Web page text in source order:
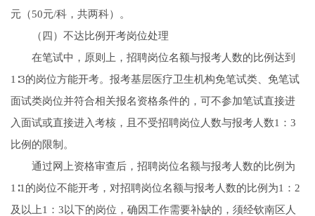
元（50元/科，共两科）。
（四）不达比例开考岗位处理
在笔试中，原则上，招聘岗位名额与报考人数的比例达到
1∶3的岗位方能开考。报考基层医疗卫生机构免笔试类、免笔试
面试类岗位并符合相关报名资格条件的，可不参加笔试直接进
入面试或直接进入考核，且不受招聘岗位人数与报考人数1：3
比例的限制。
通过网上资格审查后，招聘岗位名额与报考人数的比例为
1∶1的岗位不能开考，对招聘岗位名额与报考人数的比例为1：2
及以上1：3以下的岗位，确因工作需要补缺的，须经钦南区人